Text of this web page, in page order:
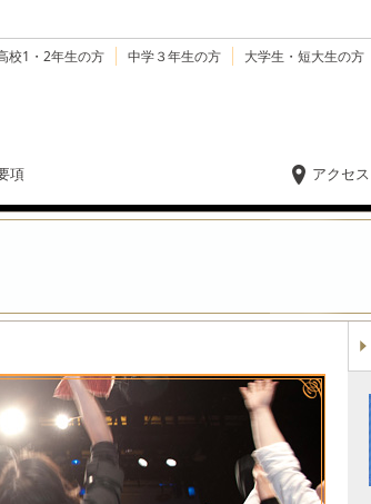
校1・2年生の方 中学３年生の方 大学生・短大生の方
項 アクセス